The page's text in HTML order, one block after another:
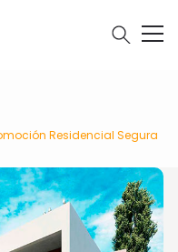
Residencial Segura